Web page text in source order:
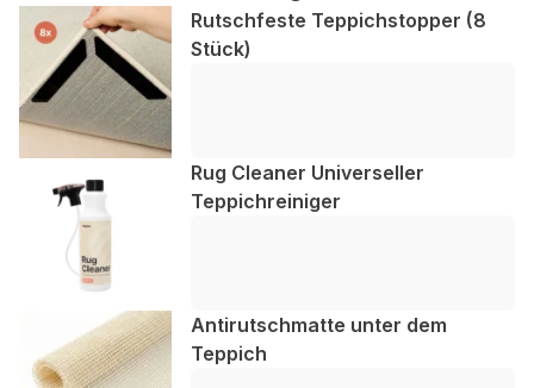
Rutschfeste Teppichstopper (8
Stück)
Rug Cleaner Universeller
Teppichreiniger
Antirutschmatte unter dem
Teppich
wurden.
Meine Einstellungen speichern
Alle akzeptieren